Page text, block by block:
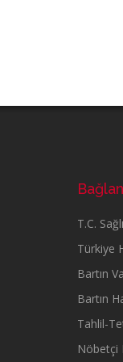
T.C.
Türkiye
Bartın
Bartın
Tahlil-
Nöbetçi